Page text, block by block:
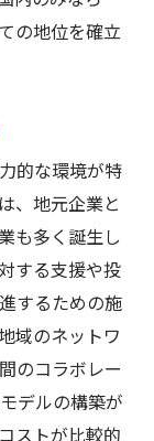
の地位を確立
的な環境が特
、地元企業と
も多く誕生し
する支援や投
するための施
域のネットワ
のコラボレー
デルの構築が
ストが比較的